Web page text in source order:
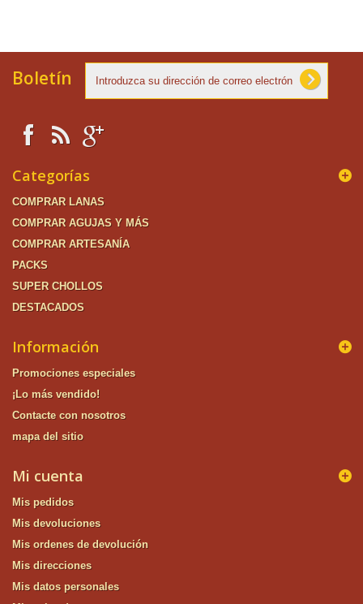
Boletín
Categorías
COMPRAR LANAS
COMPRAR AGUJAS Y MÁS
COMPRAR ARTESANÍA
PACKS
SUPER CHOLLOS
DESTACADOS
Información
Promociones especiales
¡Lo más vendido!
Contacte con nosotros
mapa del sitio
Mi cuenta
Mis pedidos
Mis devoluciones
Mis ordenes de devolución
Mis direcciones
Mis datos personales